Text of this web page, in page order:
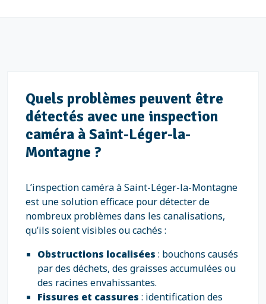
Quels problèmes peuvent être
détectés avec une inspection
caméra à Saint-Léger-la-
Montagne ?
L’inspection caméra à Saint-Léger-la-Montagne
est une solution efficace pour détecter de
nombreux problèmes dans les canalisations,
qu’ils soient visibles ou cachés :
Obstructions localisées : bouchons causés
par des déchets, des graisses accumulées ou
des racines envahissantes.
Fissures et cassures : identification des